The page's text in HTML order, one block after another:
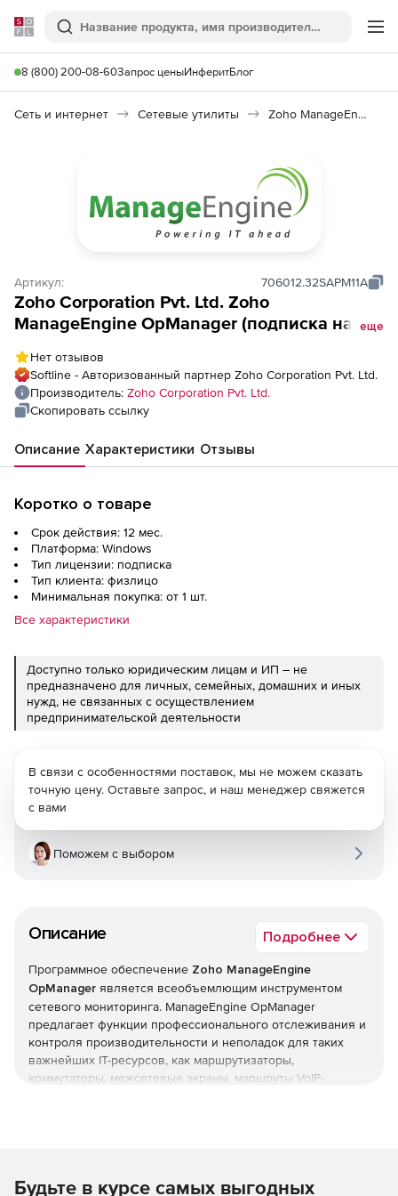
Softline
Поиск
8 (800) 200-08-60Запрос ценыИнферитБлог
Сеть и интернет Сетевые утилиты Zoho ManageEngine OpManager
Артикул: 706012.32SAPM11A
Zoho Corporation Pvt. Ltd. Zoho
ManageEngine OpManager (подписка на
for SAP Monitor Add On APM Enterprise
Edition Plugin
еще
Нет отзывов
Softline - Авторизованный партнер Zoho Corporation Pvt. Ltd.
Производитель: Zoho Corporation Pvt. Ltd.
Скопировать ссылку
Описание Характеристики Отзывы
Коротко о товаре
Срок действия: 12 мес.
Платформа: Windows
Тип лицензии: подписка
Тип клиента: физлицо
Минимальная покупка: от 1 шт.
Все характеристики
Доступно только юридическим лицам и ИП – не
предназначено для личных, семейных, домашних и иных
нужд, не связанных с осуществлением
предпринимательской деятельности
Описание Подробнее
Программное обеспечение Zoho ManageEngine
OpManager является всеобъемлющим инструментом
сетевого мониторинга. ManageEngine OpManager
предлагает функции профессионального отслеживания и
контроля производительности и неполадок для таких
важнейших IT-ресурсов, как маршрутизаторы,
коммутаторы, межсетевые экраны, маршруты VoIP-
организационные политики мониторинга в оперативном
В связи с особенностями поставок, мы не можем сказать
точную цену. Оставьте запрос, и наш менеджер свяжется
с вами
Поможем с выбором
Будьте в курсе самых выгодных